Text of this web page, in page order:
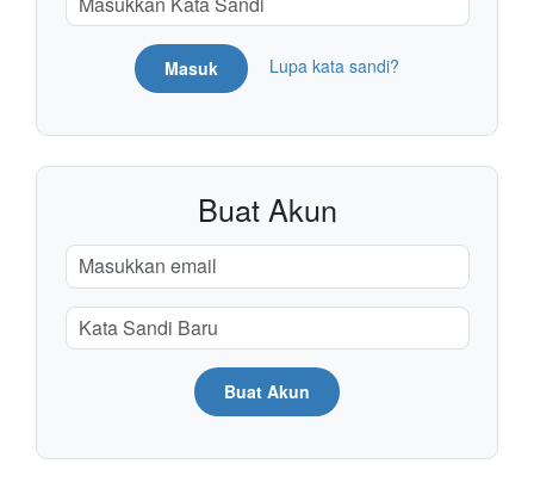
Masuk Lupa kata sandi?
Buat Akun
Buat Akun